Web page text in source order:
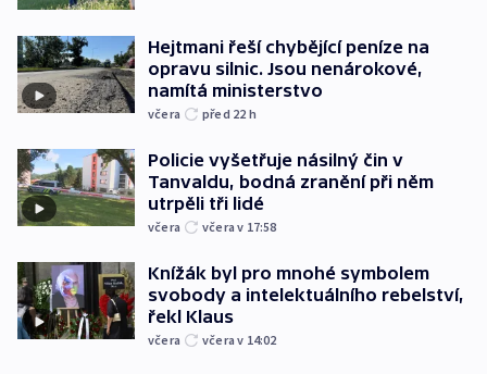
Hejtmani řeší chybějící peníze na
opravu silnic. Jsou nenárokové,
namítá ministerstvo
včera před 22 h
Policie vyšetřuje násilný čin v
Tanvaldu, bodná zranění při něm
utrpěli tři lidé
včera včera v 17:58
Knížák byl pro mnohé symbolem
svobody a intelektuálního rebelství,
řekl Klaus
včera včera v 14:02